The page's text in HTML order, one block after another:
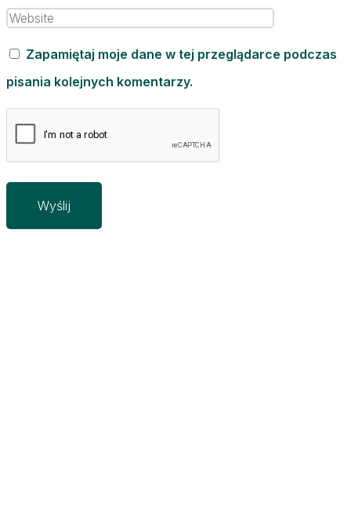
Zapamiętaj moje dane w tej przeglądarce podczas
pisania kolejnych komentarzy.